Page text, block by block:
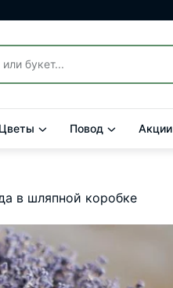
Цветы Повод Акции
в шляпной коробке